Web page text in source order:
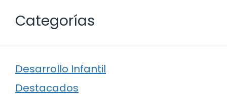
Categorías
Desarrollo Infantil
Destacados